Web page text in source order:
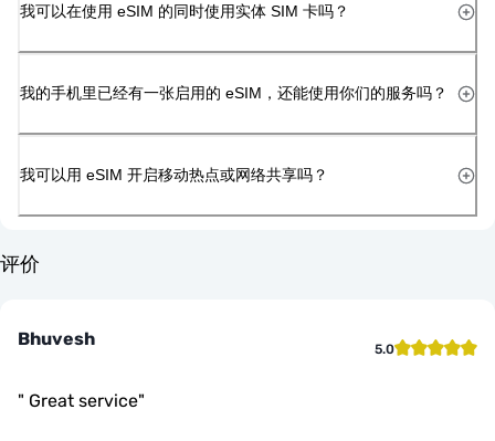
我可以在使用 eSIM 的同时使用实体 SIM 卡吗？
我的手机里已经有一张启用的 eSIM，还能使用你们的服务吗？
我可以用 eSIM 开启移动热点或网络共享吗？
评价
Bhuvesh 5.0
" Great service"